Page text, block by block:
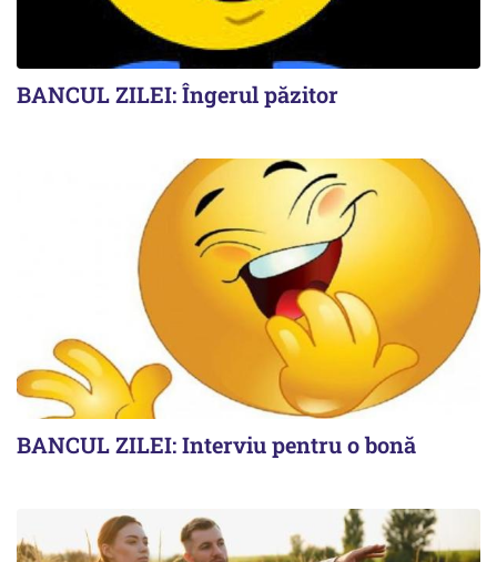
BANCUL ZILEI: Îngerul păzitor
BANCUL ZILEI: Interviu pentru o bonă